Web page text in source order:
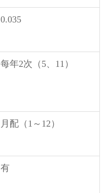
0.035
每年2次（5、11）
月配（1～12）
有